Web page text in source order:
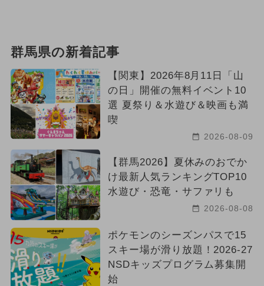
群馬県の新着記事
【関東】2026年8月11日「山
の日」開催の無料イベント10
選 夏祭り＆水遊び＆映画も満
喫
2026-08-09
【群馬2026】夏休みのおでか
け最新人気ランキングTOP10
水遊び・恐竜・サファリも
2026-08-08
ポケモンのシーズンパスで15
スキー場が滑り放題！2026-27
NSDキッズプログラム募集開
始